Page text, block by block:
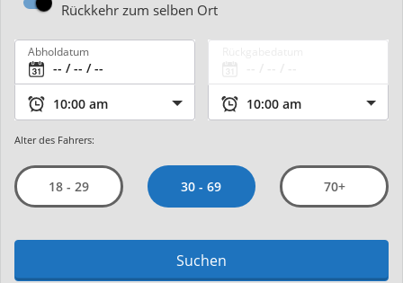
Rückkehr zum selben Ort
Abholdatum
Alter des Fahrers:
18 - 29 30 - 69 70+
Suchen